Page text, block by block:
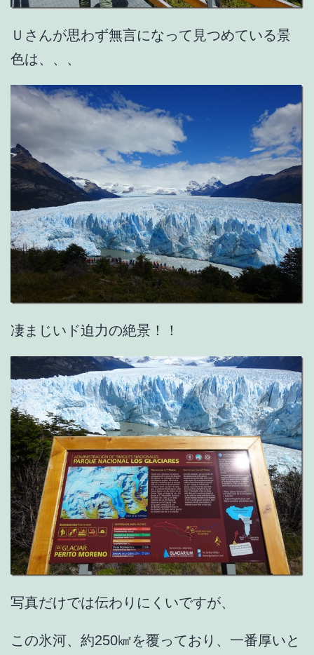
Ｕさんが思わず無言になって見つめている景
色は、、、
凄まじいド迫力の絶景！！
写真だけでは伝わりにくいですが、
この氷河、約250㎢を覆っており、一番厚いと